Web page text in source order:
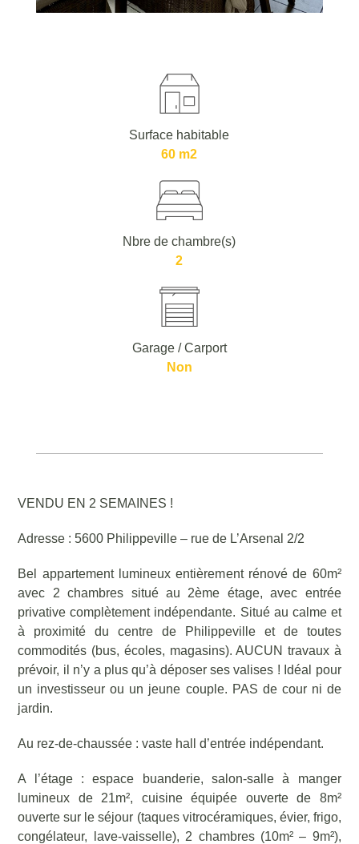
Surface habitable
60 m2
Nbre de chambre(s)
2
Garage / Carport
Non
VENDU EN 2 SEMAINES !
Adresse : 5600 Philippeville – rue de L’Arsenal 2/2
Bel appartement lumineux entièrement rénové de 60m²
avec 2 chambres situé au 2ème étage, avec entrée
privative complètement indépendante. Situé au calme et
à proximité du centre de Philippeville et de toutes
commodités (bus, écoles, magasins). AUCUN travaux à
prévoir, il n’y a plus qu’à déposer ses valises ! Idéal pour
un investisseur ou un jeune couple. PAS de cour ni de
jardin.
Au rez-de-chaussée : vaste hall d’entrée indépendant.
A l’étage : espace buanderie, salon-salle à manger
lumineux de 21m², cuisine équipée ouverte de 8m²
ouverte sur le séjour (taques vitrocéramiques, évier, frigo,
congélateur, lave-vaisselle), 2 chambres (10m² – 9m²),